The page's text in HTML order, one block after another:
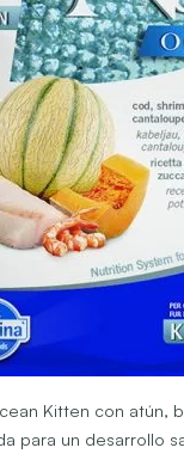
Kitten con
para un desarrollo